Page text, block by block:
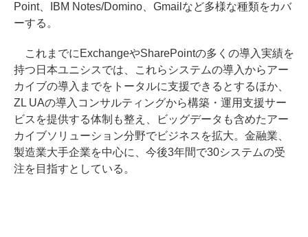
Point、IBM Notes/Domino、Gmailなど多様な種類をカバ
ーする。
これまでにExchangeやSharePointの多くの導入実績を
持つ日本ユニシスでは、これらシステムの導入からアー
カイブの導入までをトータルに支援できるとするほか、
ZL UAの導入コンサルティングから構築・運用支援サー
ビスを提供する体制も整え、ビッグデータも含めたアー
カイブソリューション分野でビジネスを拡大。金融業、
製造業大手企業を中心に、今後3年間で30システムの受
注を目指すとしている。